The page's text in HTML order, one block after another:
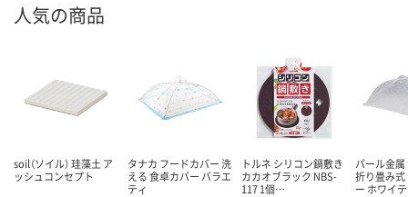
人気の商品
soil（ソイル） 珪藻土 ア
ッシュコンセプト
タナカ フードカバー 洗
える 食卓カバー バラエ
ティ
トルネ シリコン鍋敷き
カカオブラック NBS-
117 1個…
パール金
折り畳み
ー ホワイ